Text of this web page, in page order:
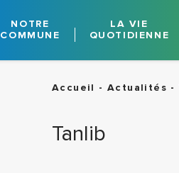
NOTRE
COMMUNE
LA VIE
QUOTIDIENNE
Accueil -Actualités -
Tanlib